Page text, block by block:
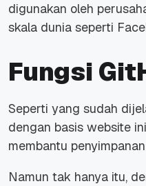
digunakan oleh
skala dunia seperti
Fungsi
Seperti yang sudah
dengan basis website
membantu penyimpanan
Namun tak hanya itu,